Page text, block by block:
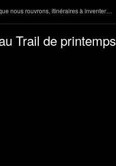
nous rouvrons, itinéraires à inventer…
Trail de printemps